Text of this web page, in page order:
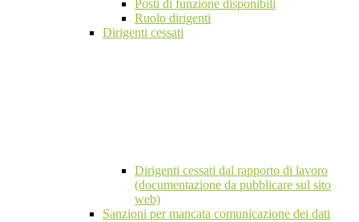
Posti di funzione disponibili
Ruolo dirigenti
Dirigenti cessati
Dirigenti cessati dal rapporto di lavoro
(documentazione da pubblicare sul sito
web)
Sanzioni per mancata comunicazione dei dati